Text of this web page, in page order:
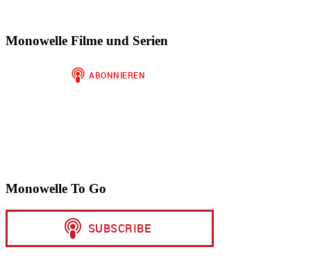
Monowelle Filme und Serien
Monowelle To Go